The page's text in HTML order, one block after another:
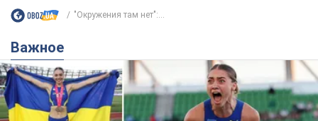
"Окружения там нет":...
Важное